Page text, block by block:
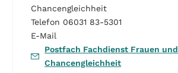
Chancengleichheit
Telefon 06031 83-5301
E-Mail
Postfach Fachdienst Frauen und
Chancengleichheit